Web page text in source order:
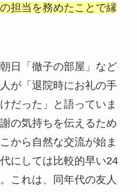
担当を務めたことで縁
日「徹子の部屋」など
が「退院時にお礼の手
だった」と語っていま
の気持ちを伝えるため
から自然な交流が始ま
にしては比較的早い24
これは、同年代の友人